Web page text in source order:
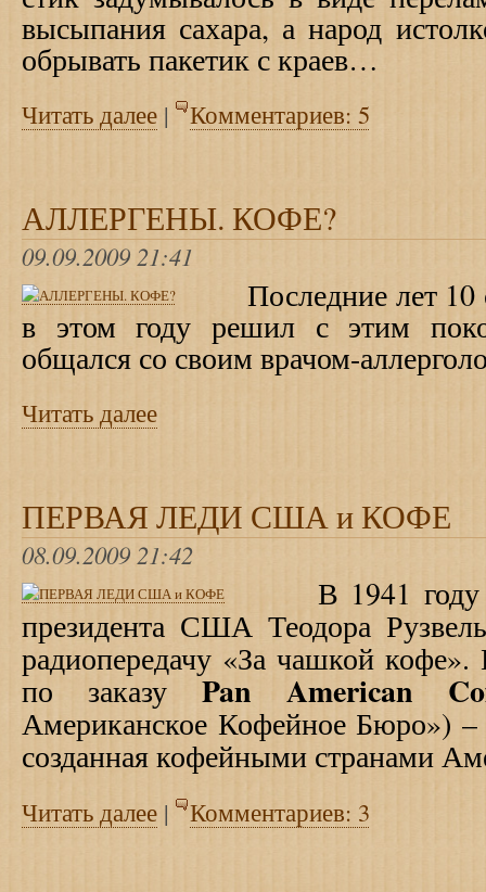
высыпания сахара, а народ
обрывать пакетик с краев…
Читать далее | Комментариев: 5
АЛЛЕРГЕНЫ. КОФЕ?
09.09.2009 21:41
Последние лет 10
в этом году решил с этим
общался со своим врачом-
Читать далее
ПЕРВАЯ ЛЕДИ США и КОФЕ
08.09.2009 21:42
В 1941 году
президента США Теодора
радиопередачу «За чашкой кофе».
по заказу Pan American
Американское Кофейное Бюро») –
созданная кофейными странами
Читать далее | Комментариев: 3